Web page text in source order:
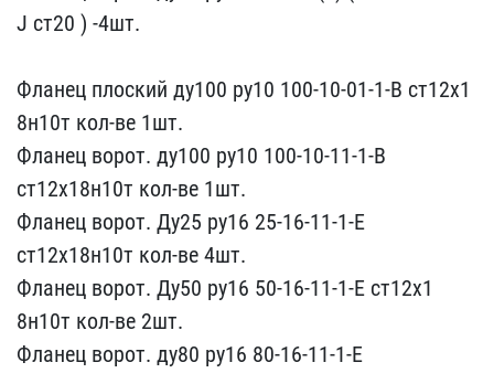
J ст20 ) -4шт.
​Фланец плоский ду100 ру1​0 100-10-01-1-В ст12х1​
8н10т кол-ве 1шт.
Фланец​ ворот. ду100 ру10 100​-10-11-1-В
ст12х18н10т к​ол-ве 1шт.
Фланец ворот.​ Ду25 ру16 25-16-11-1-​Е
ст12х18н10т кол-ве 4ш​т.
Фланец ворот. Ду50 ру​16 50-16-11-1-Е ст12х1​
8н10т кол-ве 2шт.
Флане​ц ворот. ду80 ру16 8​0-16-11-1-Е